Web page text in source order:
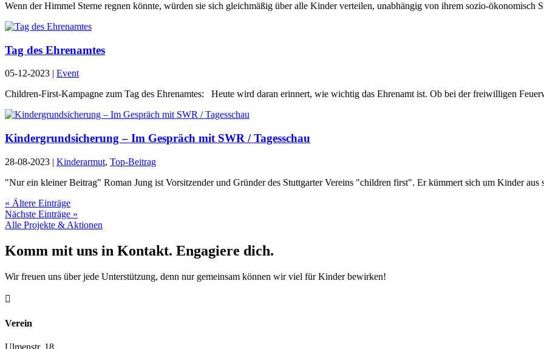
Wenn der Himmel Sterne regnen könnte, würden sie sich gleichmäßig über alle Kinder verteilen, unabhängig von ihrem sozio-ökonomisch
Tag des Ehrenamtes
05-12-2023 | Event
Children-First-Kampagne zum Tag des Ehrenamtes: Heute wird daran erinnert, wie wichtig das Ehrenamt ist. Ob bei der freiwilligen
Kindergrundsicherung – Im Gespräch mit SWR / Tagesschau
28-08-2023 | Kinderarmut, Top-Beitrag
"Nur ein kleiner Beitrag" Roman Jung ist Vorsitzender und Gründer des Stuttgarter Vereins "children first". Er kümmert sich um Kinder aus
« Ältere Einträge
Nächste Einträge »
Alle Projekte & Aktionen
Komm mit uns in Kontakt. Engagiere dich.
Wir freuen uns über jede Unterstützung, denn nur gemeinsam können wir viel für Kinder bewirken!

Verein